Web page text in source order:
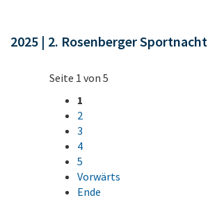
2025 | 2. Rosenberger Sportnacht
Seite 1 von 5
1
2
3
4
5
Vorwärts
Ende